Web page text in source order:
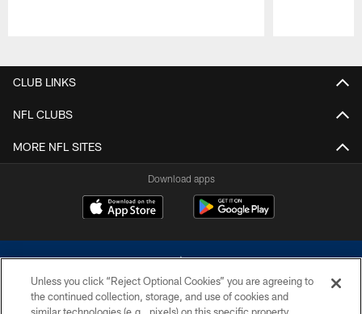
CLUB LINKS
NFL CLUBS
MORE NFL SITES
Download apps
Unless you click “Reject Optional Cookies” you are agreeing to
the continued collection, storage, and use of cookies and